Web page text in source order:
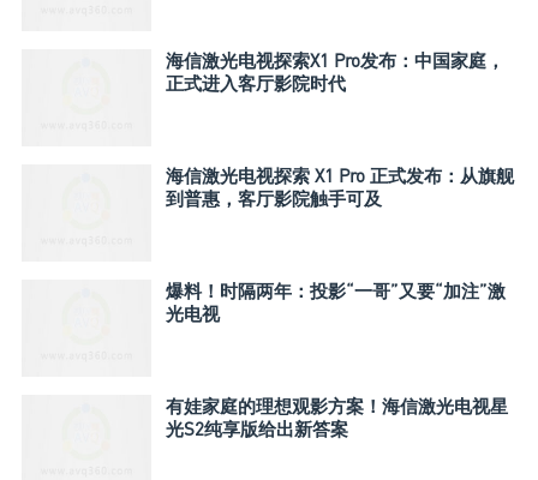
海信激光电视探索X1 Pro发布：中国家庭，
正式进入客厅影院时代
海信激光电视探索 X1 Pro 正式发布：从旗舰
到普惠，客厅影院触手可及
爆料！时隔两年：投影“一哥”又要“加注”激
光电视
有娃家庭的理想观影方案！海信激光电视星
光S2纯享版给出新答案